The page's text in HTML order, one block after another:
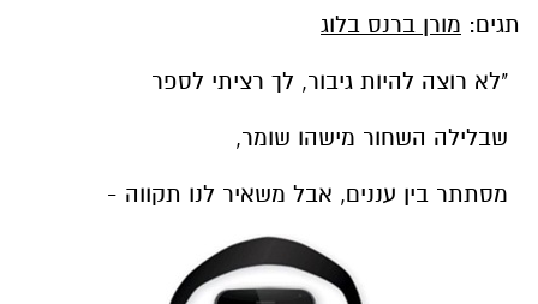
תגים: מורן ברנס בלוג
"לא רוצה להיות גיבור, לך רציתי לספר
שבלילה השחור מישהו שומר,
מסתתר בין עננים, אבל משאיר לנו תקווה -